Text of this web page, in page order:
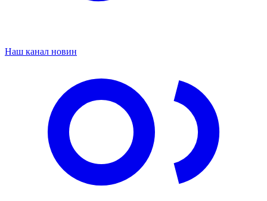
Наш канал новин